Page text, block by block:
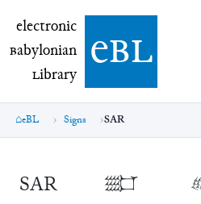
electronic Babylonian Library
electronic
Babylonian
Library ebl
eBL Signs SAR
SAR 𒊬